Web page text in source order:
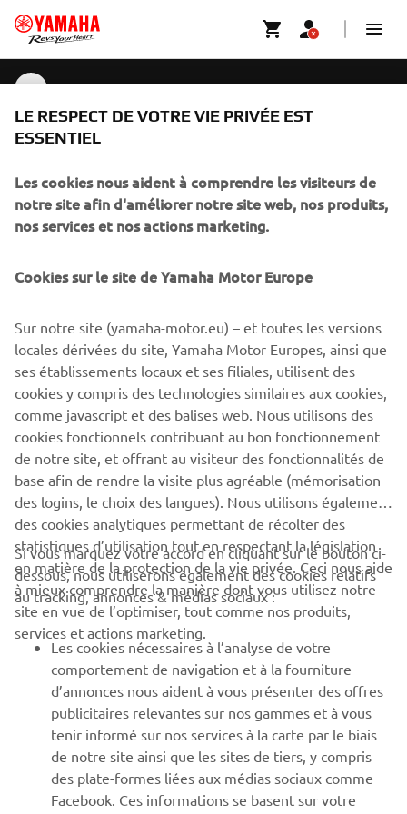
CORPORATE
PLUS DE YAMAHA
SOUTIEN
BULLETIN
Soyez le premier à connaître les dernières offres, les événements
spéciaux, les nouveautés et bien plus encore
S'ABONNER
Lisez notre politique de confidentialité pour savoir comment
nous traitons vos données personnelles :Politique de
Confidentialité
Luxemburg (French)
© Copyright - 2026 Yamaha Motor Europe N.V. - All Rights
Reserved
Politique de confidentialitéCookiesConditions d'utilisation
LE RESPECT DE VOTRE VIE PRIVÉE EST
ESSENTIEL
Les cookies nous aident à comprendre les visiteurs de
notre site afin d'améliorer notre site web, nos produits,
nos services et nos actions marketing.
Cookies sur le site de Yamaha Motor Europe
Sur notre site (yamaha-motor.eu) – et toutes les versions
locales dérivées du site, Yamaha Motor Europes, ainsi que
ses établissements locaux et ses filiales, utilisent des
cookies y compris des technologies similaires aux cookies,
comme javascript et des balises web. Nous utilisons des
cookies fonctionnels contribuant au bon fonctionnement
de notre site, et offrant au visiteur des fonctionnalités de
base afin de rendre la visite plus agréable (mémorisation
des logins, le choix des langues). Nous utilisons également
des cookies analytiques permettant de récolter des
statistiques d’utilisation tout en respectant la législation
en matière de la protection de la vie privée. Ceci nous aide
à mieux comprendre la manière dont vous utilisez notre
site en vue de l’optimiser, tout comme nos produits,
services et actions marketing.
Si vous marquez votre accord en cliquant sur le bouton ci-
dessous, nous utiliserons également des cookies relatifs
au tracking, annonces & médias sociaux :
Les cookies nécessaires à l’analyse de votre
comportement de navigation et à la fourniture
d’annonces nous aident à vous présenter des offres
publicitaires relevantes sur nos gammes et à vous
tenir informé sur nos services à la carte par le biais
de notre site ainsi que les sites de tiers, y compris
des plate-formes liées aux médias sociaux comme
Facebook. Ces informations se basent sur votre